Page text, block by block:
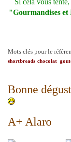
Si cela vous
"Gourmandises et
Mots clés pour le
shortbreads chocolat
Bonne
A+ Alaro